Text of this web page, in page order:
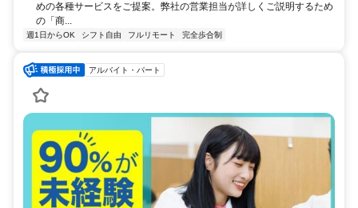
めの各種サービスをご提案。弊社の営業担当が詳しくご説明するため
の「商...
週1日からOK シフト自由 フルリモート 完全歩合制
アルバイト・パート